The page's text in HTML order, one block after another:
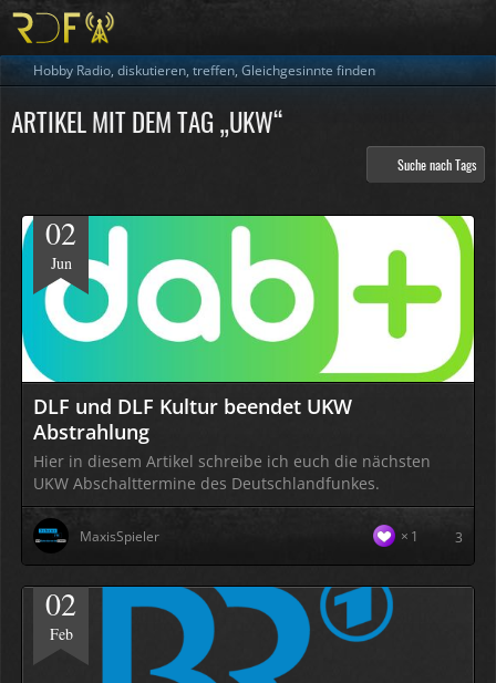
Hobby Radio, diskutieren, treffen, Gleichgesinnte finden
ARTIKEL MIT DEM TAG „UKW“
Suche nach Tags
02
Jun
DLF und DLF Kultur beendet UKW
Abstrahlung
Hier in diesem Artikel schreibe ich euch die nächsten
UKW Abschalttermine des Deutschlandfunkes.
MaxisSpieler 1 3
02
Feb